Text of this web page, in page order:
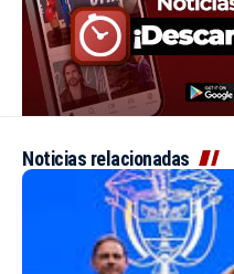
Noticias relacionadas